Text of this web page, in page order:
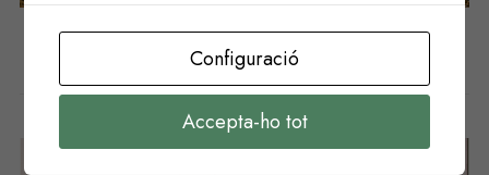
Potser t'agradaria
Configuració
Accepta-ho tot